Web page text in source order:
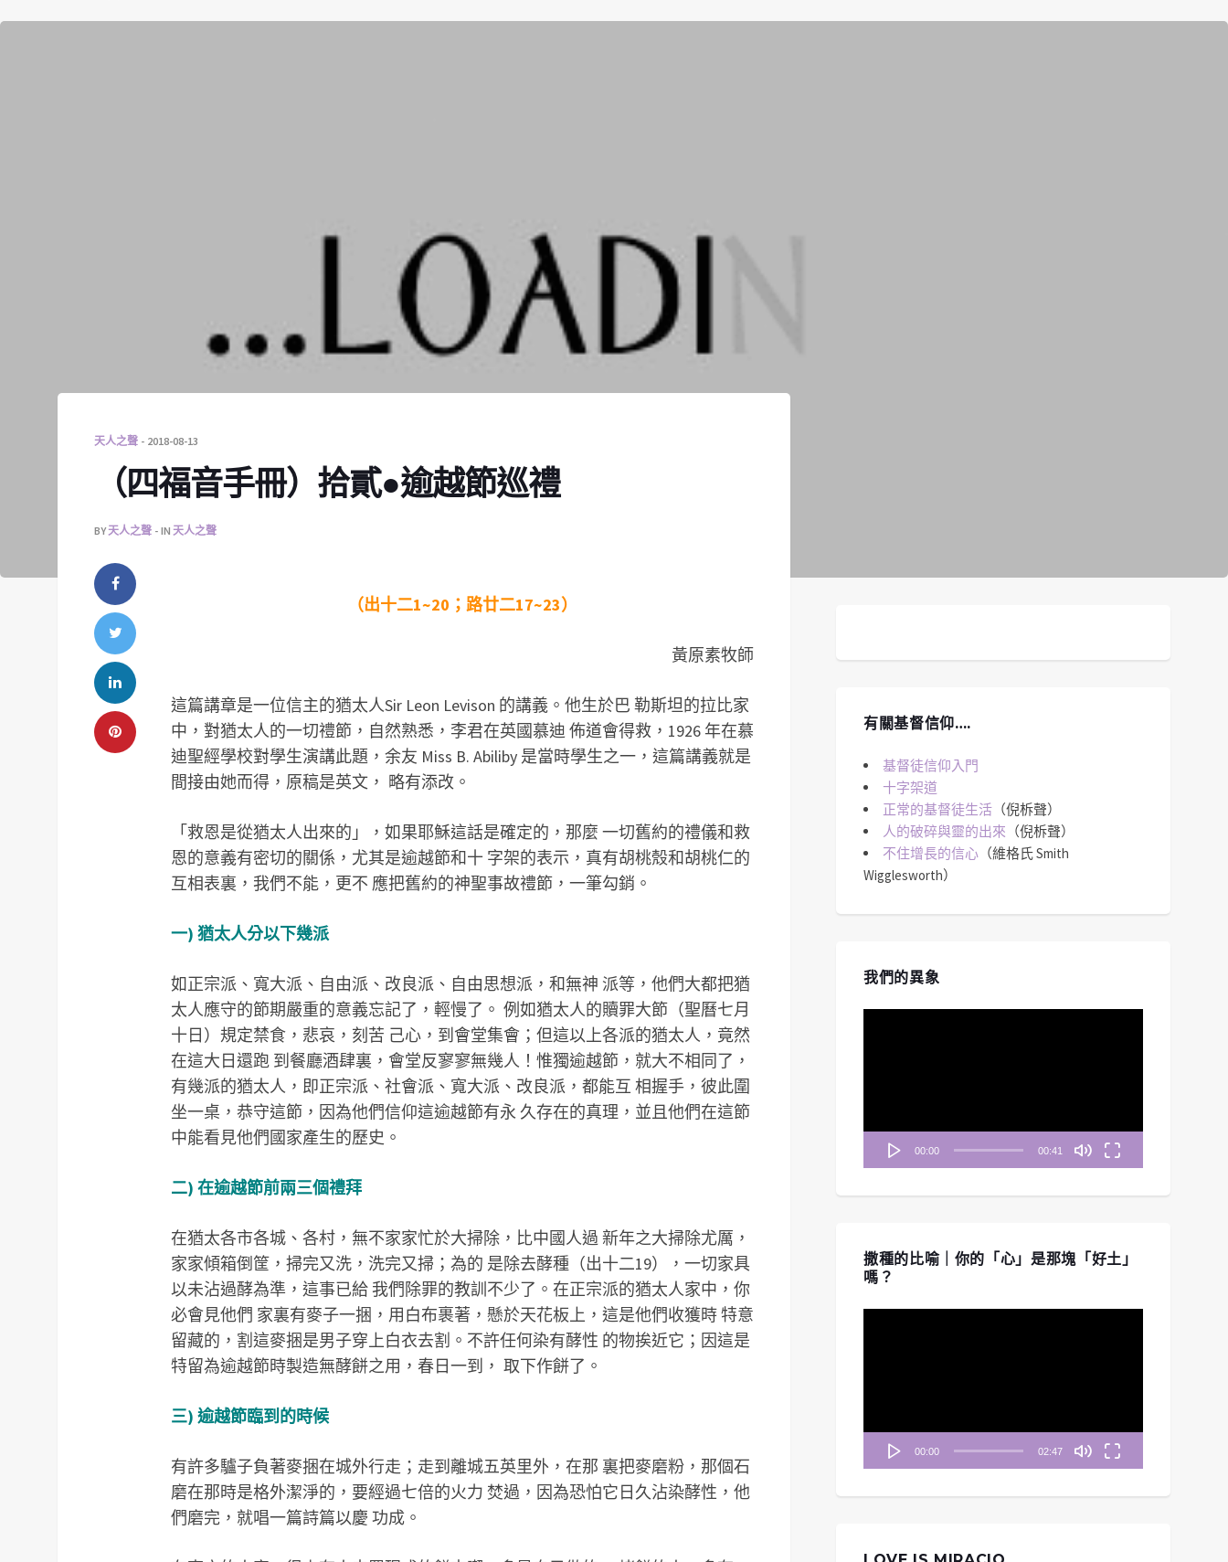
天人之聲 2018-08-13
（四福音手冊）拾貳●逾越節巡禮
BY天人之聲 IN 天人之聲
（出十二1~20；路廿二17~23）
黃原素牧師
這篇講章是一位信主的猶太人Sir Leon Levison 的講義。他生於巴 勒斯坦的拉比家
中，對猶太人的一切禮節，自然熟悉，李君在英國慕迪 佈道會得救，1926 年在慕
迪聖經學校對學生演講此題，余友 Miss B. Abiliby 是當時學生之一，這篇講義就是
間接由她而得，原稿是英文， 略有添改。
「救恩是從猶太人出來的」，如果耶穌這話是確定的，那麼 一切舊約的禮儀和救
恩的意義有密切的關係，尤其是逾越節和十 字架的表示，真有胡桃殼和胡桃仁的
互相表裏，我們不能，更不 應把舊約的神聖事故禮節，一筆勾銷。
一) 猶太人分以下幾派
如正宗派、寬大派、自由派、改良派、自由思想派，和無神 派等，他們大都把猶
太人應守的節期嚴重的意義忘記了，輕慢了。 例如猶太人的贖罪大節（聖曆七月
十日）規定禁食，悲哀，刻苦 己心，到會堂集會；但這以上各派的猶太人，竟然
在這大日還跑 到餐廳酒肆裏，會堂反寥寥無幾人！惟獨逾越節，就大不相同了，
有幾派的猶太人，即正宗派、社會派、寬大派、改良派，都能互 相握手，彼此圍
坐一桌，恭守這節，因為他們信仰這逾越節有永 久存在的真理，並且他們在這節
中能看見他們國家產生的歷史。
二) 在逾越節前兩三個禮拜
在猶太各市各城、各村，無不家家忙於大掃除，比中國人過 新年之大掃除尤厲，
家家傾箱倒筐，掃完又洗，洗完又掃；為的 是除去酵種（出十二19），一切家具
以未沾過酵為準，這事已給 我們除罪的教訓不少了。在正宗派的猶太人家中，你
必會見他們 家裏有麥子一捆，用白布裹著，懸於天花板上，這是他們收獲時 特意
留藏的，割這麥捆是男子穿上白衣去割。不許任何染有酵性 的物挨近它；因這是
特留為逾越節時製造無酵餅之用，春日一到， 取下作餅了。
三) 逾越節臨到的時候
有許多驢子負著麥捆在城外行走；走到離城五英里外，在那 裏把麥磨粉，那個石
磨在那時是格外潔淨的，要經過七倍的火力 焚過，因為恐怕它日久沾染酵性，他
們磨完，就唱一篇詩篇以慶 功成。
有關基督信仰….
基督徒信仰入門
十字架道
正常的基督徒生活 （倪柝聲）
人的破碎與靈的出來 （倪柝聲）
不住增長的信心 （維格氏 Smith
Wigglesworth）
我們的異象
00:00 00:41
撒種的比喻｜你的「心」是那塊「好土」
嗎？
00:00 02:47